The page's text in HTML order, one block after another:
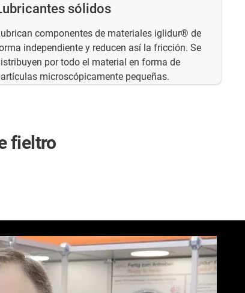
sólidos
componentes de materiales iglidur® de
independiente y reducen así la fricción. Se
por todo el material en forma de
microscópicamente pequeñas.
fieltro